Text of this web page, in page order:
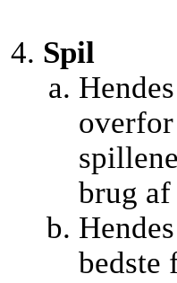
Spil
brug af
bedste